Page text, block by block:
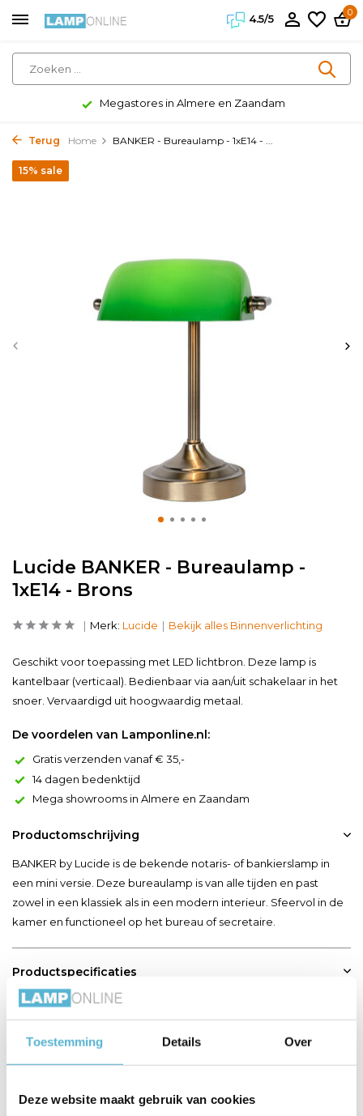
Toestemming Details Over
Deze website maakt gebruik van cookies
4.5/5
0
Megastores in Almere en Zaandam
Terug Home BANKER - Bureaulamp - 1xE14 - ...
Lucide BANKER - Bureaulamp -
1xE14 - Brons
15% sale
Merk: Lucide Bekijk alles Binnenverlichting
Geschikt voor toepassing met LED lichtbron. Deze lamp is
kantelbaar (verticaal). Bedienbaar via aan/uit schakelaar in het
snoer. Vervaardigd uit hoogwaardig metaal.
De voordelen van Lamponline.nl:
Gratis verzenden vanaf € 35,-
14 dagen bedenktijd
Mega showrooms in Almere en Zaandam
Productomschrijving
BANKER by Lucide is de bekende notaris- of bankierslamp in
een mini versie. Deze bureaulamp is van alle tijden en past
zowel in een klassiek als in een modern interieur. Sfeervol in de
kamer en functioneel op het bureau of secretaire.
Productspecificaties
Artikelnummer
EAN 5411212174031
Breedte 11